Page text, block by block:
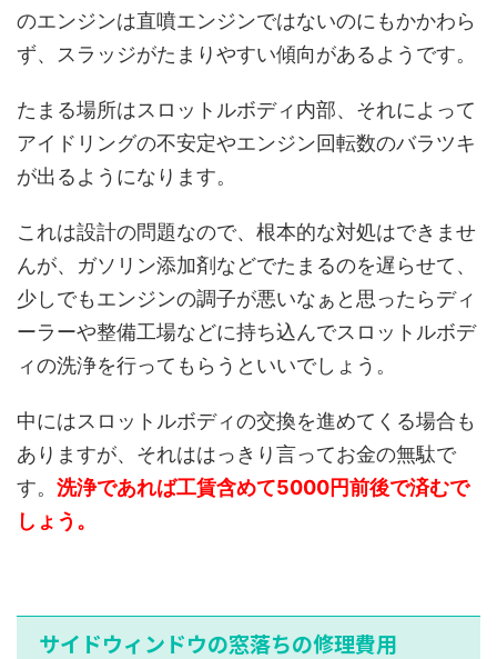
のエンジンは直噴エンジンではないのにもかかわら
ず、スラッジがたまりやすい傾向があるようです。
たまる場所はスロットルボディ内部、それによって
アイドリングの不安定やエンジン回転数のバラツキ
が出るようになります。
これは設計の問題なので、根本的な対処はできませ
んが、ガソリン添加剤などでたまるのを遅らせて、
少しでもエンジンの調子が悪いなぁと思ったらディ
ーラーや整備工場などに持ち込んでスロットルボデ
ィの洗浄を行ってもらうといいでしょう。
中にはスロットルボディの交換を進めてくる場合も
ありますが、それははっきり言ってお金の無駄で
す。 洗浄であれば工賃含めて5000円前後で済むで
しょう。
サイドウィンドウの窓落ちの修理費用